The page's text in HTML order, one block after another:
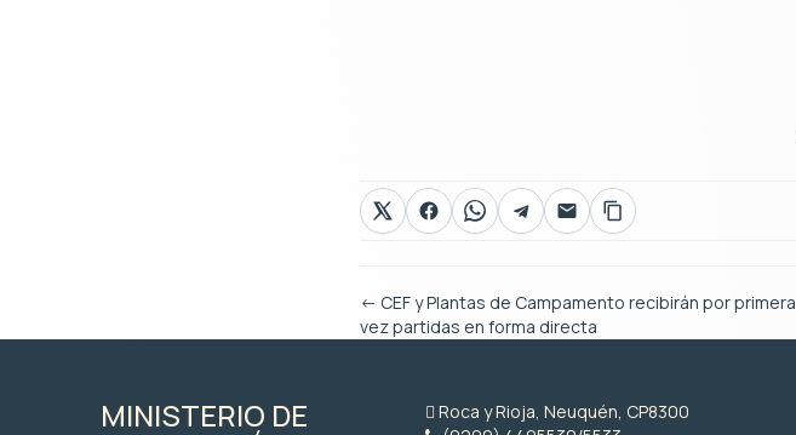
← CEF y Plantas de Campamento recibirán por primera
vez partidas en forma directa
MINISTERIO DE
Roca y Rioja, Neuquén, CP8300